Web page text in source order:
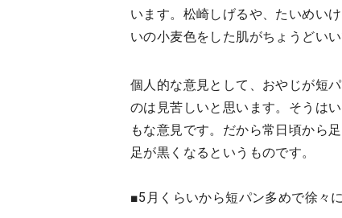
います。松崎しげるや、たいめい
いの小麦色をした肌がちょうどい
個人的な意見として、おやじが短
のは見苦しいと思います。そうは
もな意見です。だから常日頃から
足が黒くなるというものです。
■5月くらいから短パン多めで徐々